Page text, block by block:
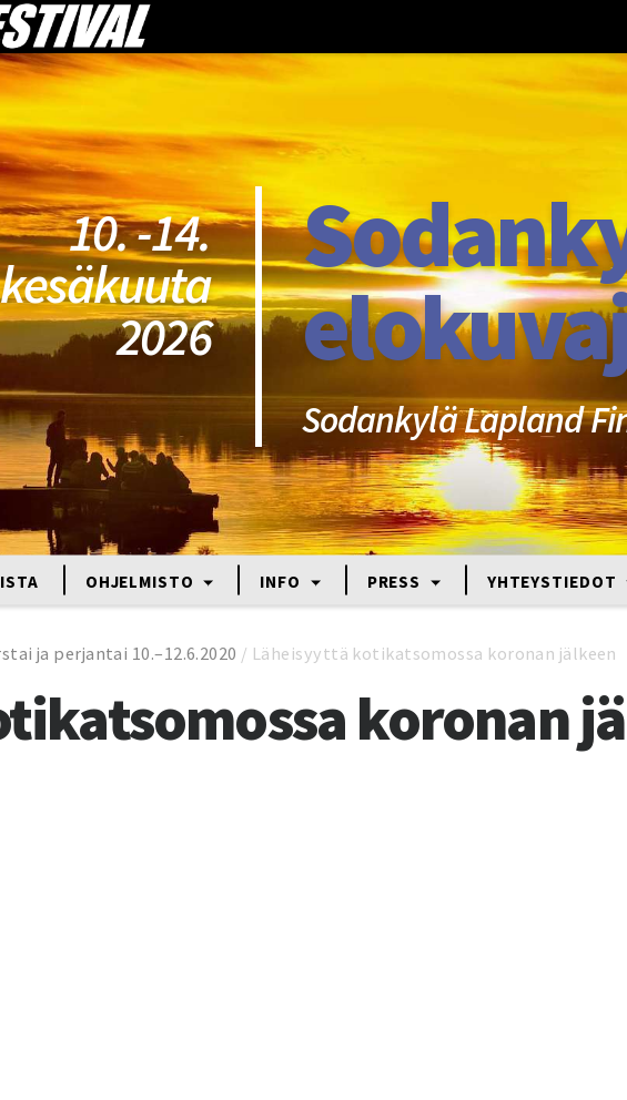
10. -14.
kesäkuuta
2026
Sodankylä Lapland
OHJELMISTO INFO PRESS YHTEYSTIEDOT
ja perjantai 10.–12.6.2020 / Läheisyyttä kotikatsomossa koronan jälkeen
koronan